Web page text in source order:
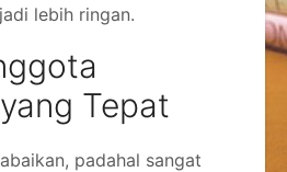
lebih ringan.
Tepat
padahal sangat